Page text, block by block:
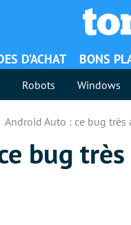
D’ACHAT BONS
Robots Windows
Android Auto : ce bug
bug